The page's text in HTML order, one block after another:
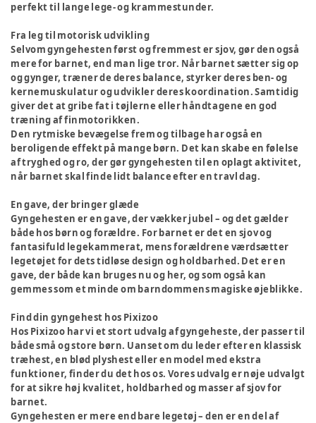
perfekt til lange lege- og krammestunder.
Fra leg til motorisk udvikling
Selvom gyngehesten først og fremmest er sjov, gør den også
mere for barnet, end man lige tror. Når barnet sætter sig op
og gynger, træner de deres balance, styrker deres ben- og
kernemuskulatur og udvikler deres koordination. Samtidig
giver det at gribe fat i tøjlerne eller håndtagene en god
træning af finmotorikken.
Den rytmiske bevægelse frem og tilbage har også en
beroligende effekt på mange børn. Det kan skabe en følelse
af tryghed og ro, der gør gyngehesten til en oplagt aktivitet,
når barnet skal finde lidt balance efter en travl dag.
En gave, der bringer glæde
Gyngehesten er en gave, der vækker jubel – og det gælder
både hos børn og forældre. For barnet er det en sjov og
fantasifuld legekammerat, mens forældrene værdsætter
legetøjet for dets tidløse design og holdbarhed. Det er en
gave, der både kan bruges nu og her, og som også kan
gemmes som et minde om barndommens magiske øjeblikke.
Find din gyngehest hos Pixizoo
Hos Pixizoo har vi et stort udvalg af gyngeheste, der passer til
både små og store børn. Uanset om du leder efter en klassisk
træhest, en blød plyshest eller en model med ekstra
funktioner, finder du det hos os. Vores udvalg er nøje udvalgt
for at sikre høj kvalitet, holdbarhed og masser af sjov for
barnet.
Gyngehesten er mere end bare legetøj – den er en del af